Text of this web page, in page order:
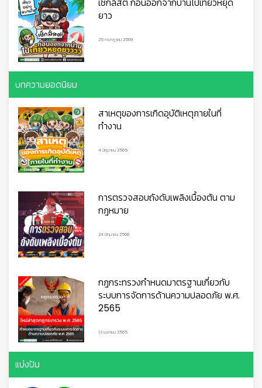
ยาว
25 กรกฎาคม 2569
บทความยอดนิยม
สาเหตุของการเกิดอุบัติเหตุภายในที่
ทำงาน
4 มิถุนายน 2565
การตรวจสอบถังดับเพลิงเบื้องต้น ตาม
กฎหมาย
24 มิถุนายน 2566
กฎกระทรวงกำหนดมาตรฐานเกี่ยวกับ
ระบบการจัดการด้านความปลอดภัย พ.ศ.
2565
12 เมษายน 2565
แบ่งปัน